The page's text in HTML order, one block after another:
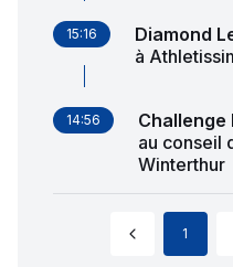
15:16 Diamond
à
14:56 Challenge
au conseil
Winterthur
1